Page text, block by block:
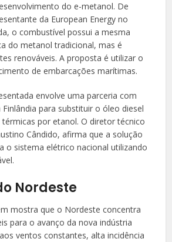
do e-metanol. De
da European Energy no
o combustível possui a mesma
do metanol tradicional, mas é
renováveis. A proposta é utilizar o
de embarcações marítimas.
envolve uma parceria com
para substituir o óleo diesel
por etanol. O diretor técnico
Cândido, afirma que a solução
o sistema elétrico nacional utilizando
Nordeste
mostra que o Nordeste concentra
para o avanço da nova indústria
ventos constantes, alta incidência